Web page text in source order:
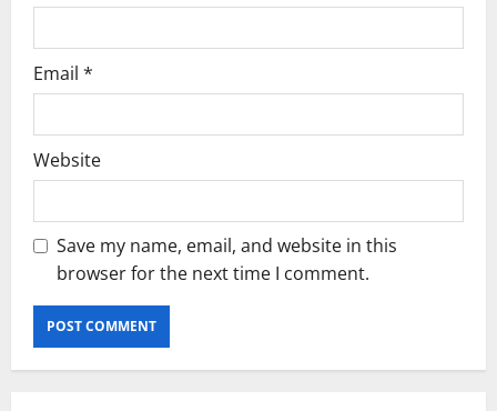
Email *
Website
Save my name, email, and website in this
browser for the next time I comment.